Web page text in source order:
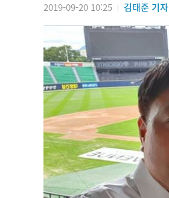
2019-09-20 10:25 | 김태준 기자